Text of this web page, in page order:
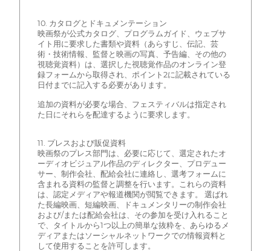
10. カタログとドキュメンテーション
映画祭が公式カタログ、プログラムガイド、ウェブサ
イト用に要求した書類や資料（あらすじ、伝記、芸
術・技術情報、監督と映画の写真、予告編、その他の
視聴覚資料）は、選択した視聴覚作品のオンライン登
録フォームから取得され、ポイント2に記載されている
日付までに記入する必要があります。
追加の資料が必要な場合、フェスティバルは指定され
た日にそれらを配達するように要求します。
11. プレスおよび販促資料
映画祭のプレス部門は、必要に応じて、選定されたオ
ーディオビジュアル作品のディレクター、プロデュー
サー、制作会社、配給会社に連絡し、選考フォームに
含まれる資料の監督と調整を行います。これらの資料
は、認定メディアや報道機関が閲覧できます。 選ばれ
た長編映画、短編映画、ドキュメンタリーの制作会社
および/または配給会社は、その参加を受け入れること
で、タイトルから1つ以上の簡単な抜粋を、あらゆるメ
ディアまたはソーシャルネットワークでの情報資料と
して使用することを許可します。